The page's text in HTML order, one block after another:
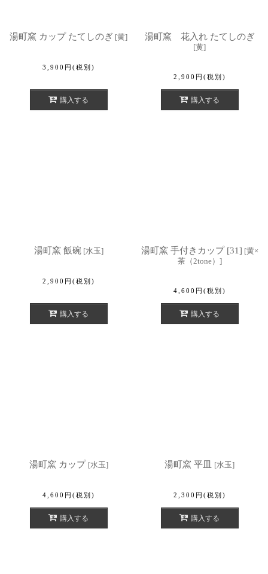
湯町窯 カップ たてしのぎ [黄]
3,900 円 (税別)
購入する
湯町窯 花入れ たてしのぎ
[黄]
2,900 円 (税別)
購入する
湯町窯 飯碗 [水玉]
2,900 円 (税別)
購入する
湯町窯 手付きカップ [31] [黄×
茶（2tone） ]
4,600 円 (税別)
購入する
湯町窯 カップ [水玉]
4,600 円 (税別)
購入する
湯町窯 平皿 [水玉]
2,300 円 (税別)
購入する